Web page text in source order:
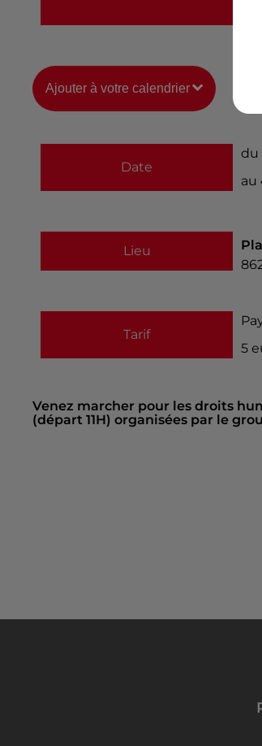
Ajouter à votre calendrier
Date
du
au
Lieu
Tarif
5
Venez marcher pour les droits
(départ 11H) organisées par le